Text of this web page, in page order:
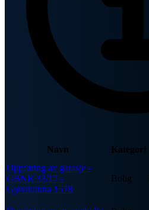
Navn Kategori
Oppføring av garasje -
GBNR 33/17 -
Gjøviklinna 1578
Bolig